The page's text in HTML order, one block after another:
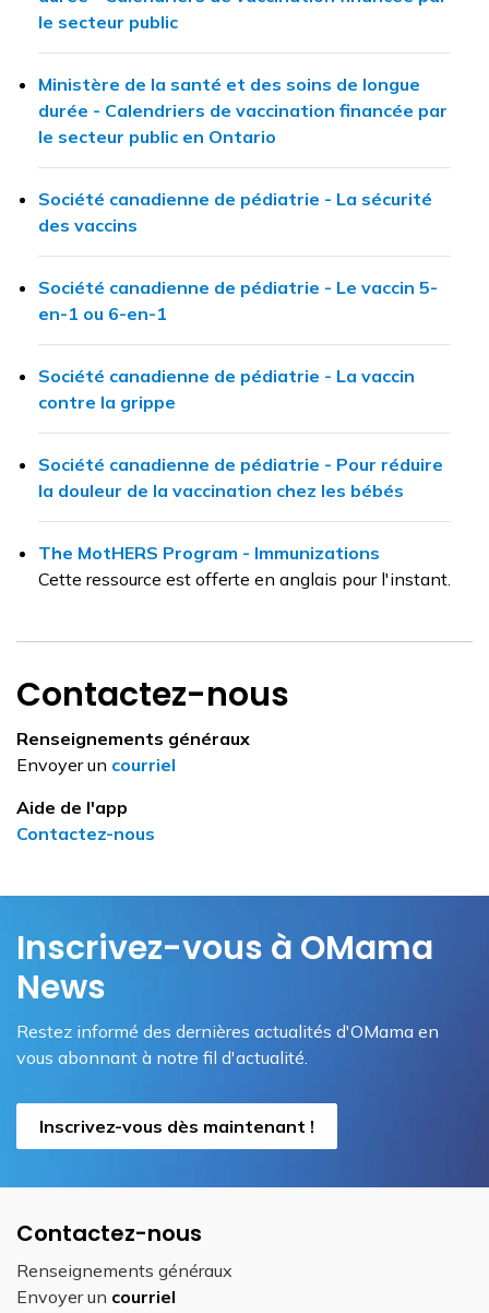
le secteur public
Ministère de la santé et des soins de longue
durée - Calendriers de vaccination financée par
le secteur public en Ontario
Société canadienne de pédiatrie - La sécurité
des vaccins
Société canadienne de pédiatrie - Le vaccin 5-
en-1 ou 6-en-1
Société canadienne de pédiatrie - La vaccin
contre la grippe
Société canadienne de pédiatrie - Pour réduire
la douleur de la vaccination chez les bébés
The MotHERS Program - Immunizations
Cette ressource est offerte en anglais pour l'instant.
Contactez-nous
Renseignements généraux
Envoyer un courriel
Aide de l'app
Contactez-nous
Inscrivez-vous à OMama
News
Restez informé des dernières actualités d'OMama en
vous abonnant à notre fil d'actualité.
Inscrivez-vous dès maintenant !
Contactez-nous
Renseignements généraux
Envoyer un courriel